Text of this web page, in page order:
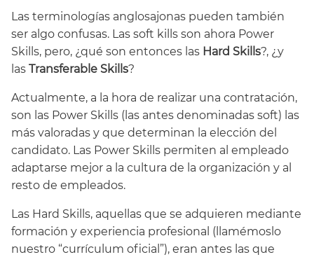
Las terminologías anglosajonas pueden también
ser algo confusas. Las soft kills son ahora Power
Skills, pero, ¿qué son entonces las Hard Skills?, ¿y
las Transferable Skills?
Actualmente, a la hora de realizar una contratación,
son las Power Skills (las antes denominadas soft) las
más valoradas y que determinan la elección del
candidato. Las Power Skills permiten al empleado
adaptarse mejor a la cultura de la organización y al
resto de empleados.
Las Hard Skills, aquellas que se adquieren mediante
formación y experiencia profesional (llamémoslo
nuestro “currículum oficial”), eran antes las que